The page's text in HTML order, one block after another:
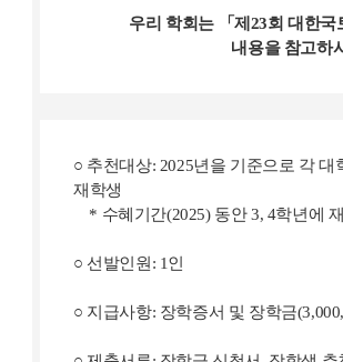
우리 학회는 「제23회 대한
내용을 참고하
○ 추천대상: 2025년을 기준으로 각
재학생
* 수혜기간(2025) 동안 3, 4학년에
○ 선발인원: 1인
○ 지급사항: 장학증서 및 장학금